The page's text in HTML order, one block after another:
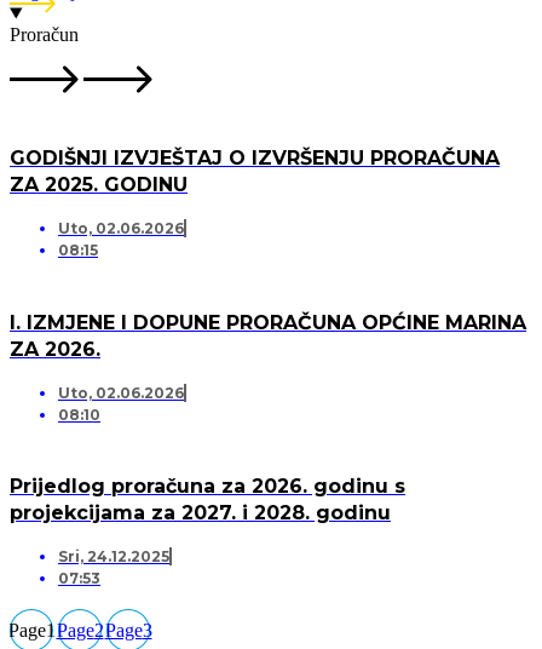
Proračun
GODIŠNJI IZVJEŠTAJ O IZVRŠENJU PRORAČUNA
ZA 2025. GODINU
Uto, 02.06.2026
08:15
I. IZMJENE I DOPUNE PRORAČUNA OPĆINE MARINA
ZA 2026.
Uto, 02.06.2026
08:10
Prijedlog proračuna za 2026. godinu s
projekcijama za 2027. i 2028. godinu
Sri, 24.12.2025
07:53
Page1Page2Page3